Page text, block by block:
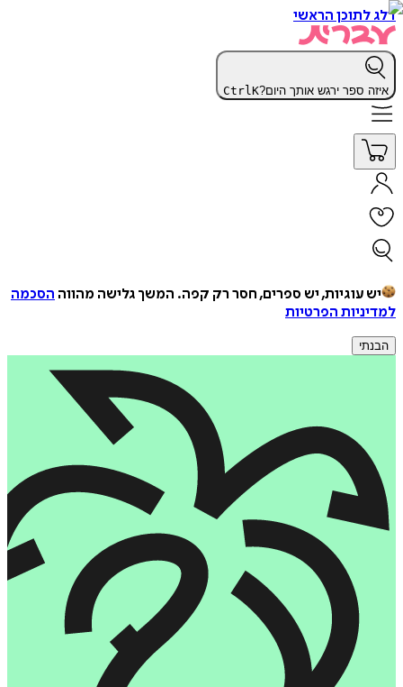
דלג לתוכן הראשי
איזה ספר ירגש אותך היום? CtrlK
יש עוגיות, יש ספרים, חסר רק קפה. המשך גלישה מהווה הסכמה
למדיניות הפרטיות
הבנתי